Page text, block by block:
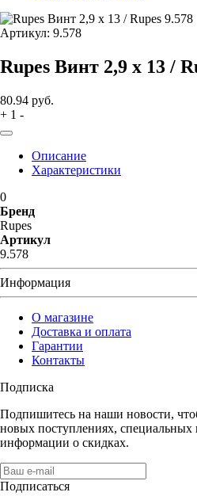
Артикул: 9.578
Rupes Винт 2,9 х 13 /
80.94 руб.
+ 1 -
Описание
Характеристики
0
Бренд
Rupes
Артикул
9.578
Информация
О магазине
Доставка и оплата
Гарантии
Контакты
Подписка
Подпишитесь на наши новости,
новых поступлениях, специальных
информации о скидках.
Подписаться